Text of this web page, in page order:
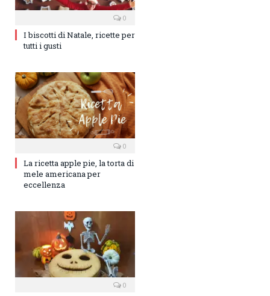
0
I biscotti di Natale, ricette per
tutti i gusti
0
La ricetta apple pie, la torta di
mele americana per
eccellenza
0